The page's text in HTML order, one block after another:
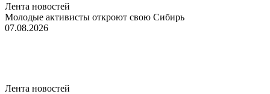
Лента новостей
Молодые активисты откроют свою Сибирь
07.08.2026
Лента новостей